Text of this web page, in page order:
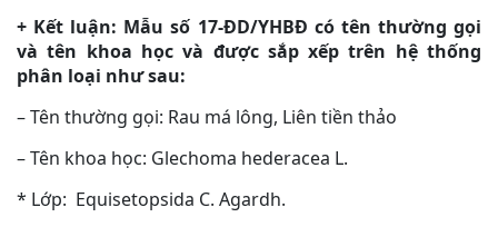
+ Kết luận: Mẫu số 17-ĐD/YHBĐ có tên thường gọi
và tên khoa học và được sắp xếp trên hệ thống
phân loại như sau:
– Tên thường gọi: Rau má lông, Liên tiền thảo
– Tên khoa học: Glechoma hederacea L.
* Lớp: Equisetopsida C. Agardh.